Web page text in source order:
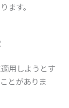
ます。
用しようとす
とがありま